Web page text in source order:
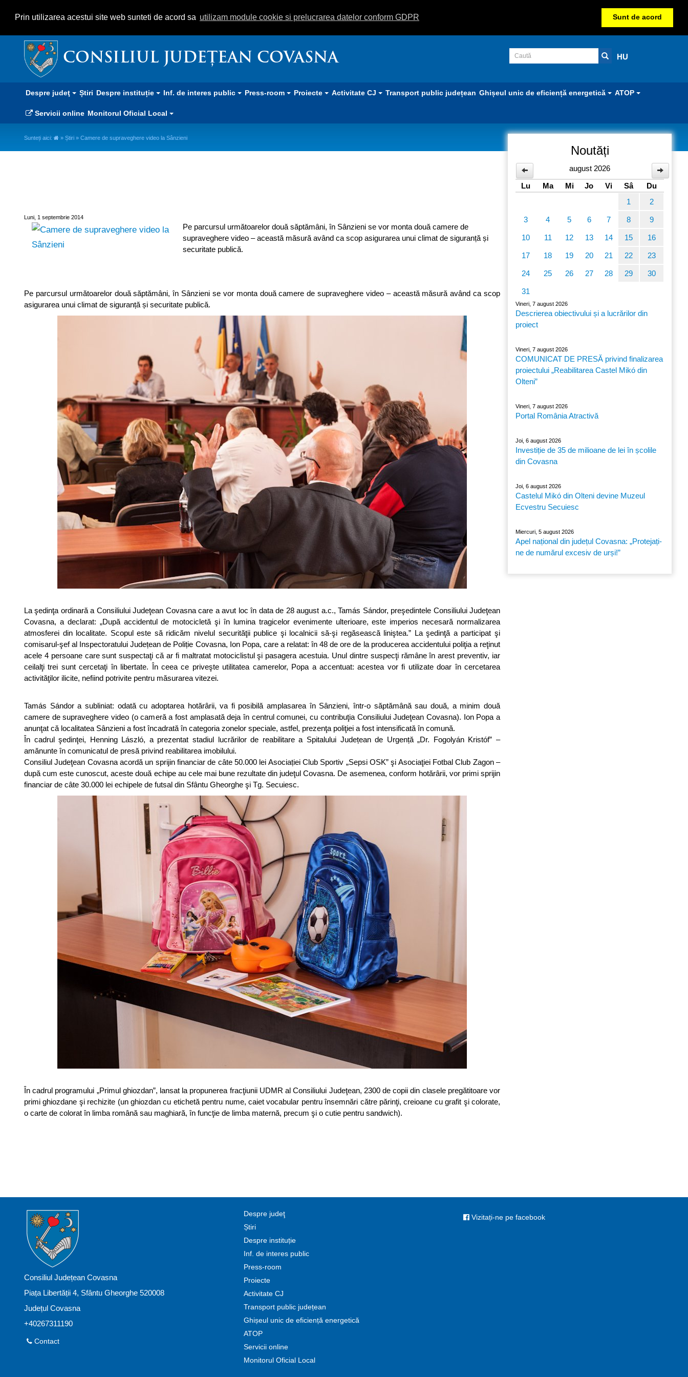
Prin utilizarea acestui site web sunteti de acord sa utilizam module cookie si prelucrarea datelor conform GDPR Sunt de acord
CONSILIUL JUDEȚEAN COVASNA HU
Despre judeţ Știri Despre instituție Inf. de interes public Press-room Proiecte Activitate CJ Transport public județean Ghișeul unic de eficiență energetică ATOP
Servicii online Monitorul Oficial Local
Sunteți aici: » Știri » Camere de supraveghere video la Sânzieni
Luni, 1 septembrie 2014
Pe parcursul următoarelor două săptămâni, în Sânzieni se vor monta două camere de
supraveghere video – această măsură având ca scop asigurarea unui climat de siguranță și
securitate publică.
Pe parcursul următoarelor două săptămâni, în Sânzieni se vor monta două camere de supraveghere video – această măsură având ca scop
asigurarea unui climat de siguranță și securitate publică.
La şedinţa ordinară a Consiliului Judeţean Covasna care a avut loc în data de 28 august a.c., Tamás Sándor, preşedintele Consiliului Judeţean
Covasna, a declarat: „După accidentul de motocicletă şi în lumina tragicelor evenimente ulterioare, este imperios necesară normalizarea
atmosferei din localitate. Scopul este să ridicăm nivelul securităţii publice şi localnicii să-şi regăsească liniştea.” La şedinţă a participat şi
comisarul-şef al Inspectoratului Județean de Poliție Covasna, Ion Popa, care a relatat: în 48 de ore de la producerea accidentului poliţia a reţinut
acele 4 persoane care sunt suspectaţi că ar fi maltratat motociclistul şi pasagera acestuia. Unul dintre suspecţi rămâne în arest preventiv, iar
ceilalţi trei sunt cercetaţi în libertate. În ceea ce priveşte utilitatea camerelor, Popa a accentuat: acestea vor fi utilizate doar în cercetarea
activităţilor ilicite, nefiind potrivite pentru măsurarea vitezei.
Tamás Sándor a subliniat: odată cu adoptarea hotărârii, va fi posibilă amplasarea în Sânzieni, într-o săptămână sau două, a minim două
camere de supraveghere video (o cameră a fost amplasată deja în centrul comunei, cu contribuţia Consiliului Judeţean Covasna). Ion Popa a
anunţat că localitatea Sânzieni a fost încadrată în categoria zonelor speciale, astfel, prezenţa poliţiei a fost intensificată în comună.
În cadrul şedinţei, Henning László, a prezentat stadiul lucrărilor de reabilitare a Spitalului Județean de Urgență „Dr. Fogolyán Kristóf” –
amănunte în comunicatul de presă privind reabilitarea imobilului.
Consiliul Judeţean Covasna acordă un sprijin financiar de câte 50.000 lei Asociației Club Sportiv „Sepsi OSK” şi Asociaţiei Fotbal Club Zagon –
după cum este cunoscut, aceste două echipe au cele mai bune rezultate din judeţul Covasna. De asemenea, conform hotărârii, vor primi sprijin
financiar de câte 30.000 lei echipele de futsal din Sfântu Gheorghe şi Tg. Secuiesc.
În cadrul programului „Primul ghiozdan”, lansat la propunerea fracţiunii UDMR al Consiliului Judeţean, 2300 de copii din clasele pregătitoare vor
primi ghiozdane şi rechizite (un ghiozdan cu etichetă pentru nume, caiet vocabular pentru însemnări către părinţi, creioane cu grafit şi colorate,
o carte de colorat în limba română sau maghiară, în funcţie de limba maternă, precum şi o cutie pentru sandwich).
Noutăți
august 2026
Lu
Ma Mi Jo Vi Sâ
Du
1
2
3 4 5 6 7 8 9
10 11 12 13 14 15 16
17 18 19 20 21 22 23
24 25 26 27 28 29 30
31
Vineri, 7 august 2026
Descrierea obiectivului și a lucrărilor din
proiect
Vineri, 7 august 2026
COMUNICAT DE PRESĂ privind finalizarea
proiectului „Reabilitarea Castel Mikó din
Olteni”
Vineri, 7 august 2026
Portal România Atractivă
Joi, 6 august 2026
Investiție de 35 de milioane de lei în școlile
din Covasna
Joi, 6 august 2026
Castelul Mikó din Olteni devine Muzeul
Ecvestru Secuiesc
Miercuri, 5 august 2026
Apel național din județul Covasna: „Protejați-
ne de numărul excesiv de urși!”
Consiliul Județean Covasna
Piața Libertății 4, Sfântu Gheorghe 520008
Județul Covasna
+40267311190
Contact
Despre judeţ
Știri
Despre instituție
Inf. de interes public
Press-room
Proiecte
Activitate CJ
Transport public județean
Ghișeul unic de eficiență energetică
ATOP
Servicii online
Monitorul Oficial Local
Vizitați-ne pe facebook